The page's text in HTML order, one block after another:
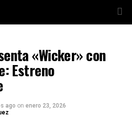
«Wicker» con
Estreno
ago on enero 23, 2026